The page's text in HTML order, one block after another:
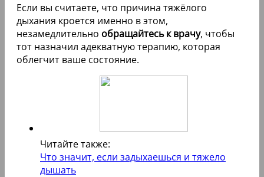
Если вы считаете, что причина тяжёлого
дыхания кроется именно в этом,
незамедлительно обращайтесь к врачу, чтобы
тот назначил адекватную терапию, которая
облегчит ваше состояние.
Читайте также:
Что значит, если задыхаешься и тяжело
дышать